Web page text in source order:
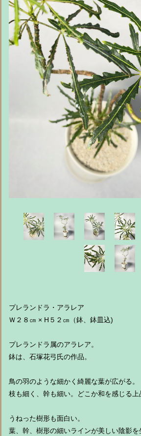
プレランドラ・アラレア
Ｗ２８㎝ × H５２㎝（鉢、鉢皿込)
プレランドラ属のアラレア。
鉢は、石塚花弓氏の作品。
鳥の羽のような細かく綺麗な葉が広がる。
枝も細く、幹も細い。どこか和を感じる上
うねった樹形も面白い。
葉、幹、樹形の細いラインが美しい陰影を